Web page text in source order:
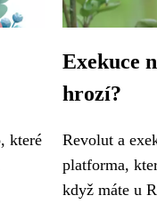
které
Exekuce
hrozí?
Revolut a
platforma,
když máte u